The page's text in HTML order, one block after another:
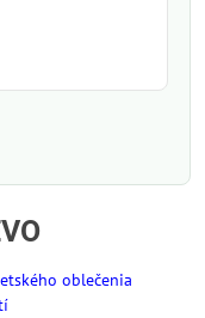
oblečenia